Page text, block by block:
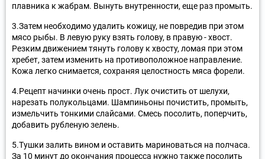
плавника к жабрам. Вынуть внутренности, еще раз промыть.
3.Затем необходимо удалить кожицу, не повредив при этом
мясо рыбы. В левую руку взять голову, в правую - хвост.
Резким движением тянуть голову к хвосту, ломая при этом
хребет, затем изменить на противоположное направление.
Кожа легко снимается, сохраняя целостность мяса форели.
4.Рецепт начинки очень прост. Лук очистить от шелухи,
нарезать полукольцами. Шампиньоны почистить, промыть,
измельчить тонкими слайсами. Смесь посолить, поперчить,
добавить рубленую зелень.
5.Тушки залить вином и оставить мариноваться на полчаса.
За 10 минут до окончания процесса нужно также посолить